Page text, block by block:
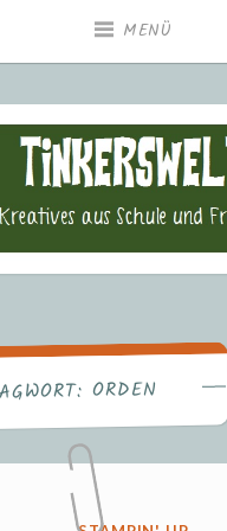
MENÜ
–
und
ORDEN